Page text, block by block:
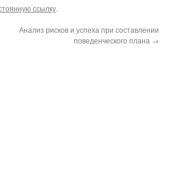
ссылку.
Анализ рисков и успеха при составлении
поведенческого плана →